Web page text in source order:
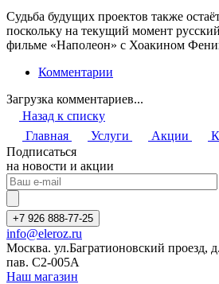
Судьба будущих проектов также
поскольку на текущий момент
фильме «Наполеон» с Хоакином
Комментарии
Загрузка комментариев...
Назад к списку
Главная
Услуги Акции
Подписаться
на новости и акции
+7 926 888-77-25
info@eleroz.ru
Москва. ул.Багратионовский проезд,
пав. C2-005A
Наш магазин